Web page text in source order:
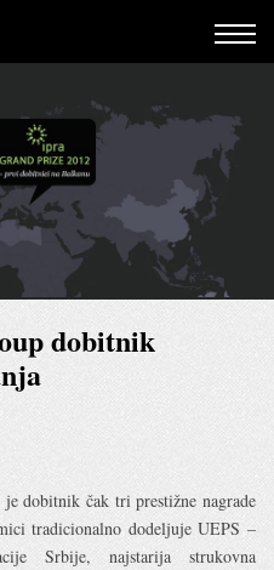
dobitnik
dobitnik čak tri prestižne nagrade
tradicionalno dodeljuje UEPS –
Srbije, najstarija strukovna